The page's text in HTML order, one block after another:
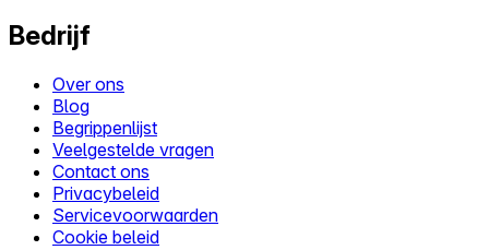
Bedrijf
Over ons
Blog
Begrippenlijst
Veelgestelde vragen
Contact ons
Privacybeleid
Servicevoorwaarden
Cookie beleid